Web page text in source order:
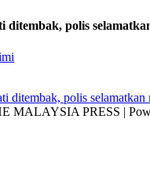
ditembak, polis
MALAYSIA PRESS |